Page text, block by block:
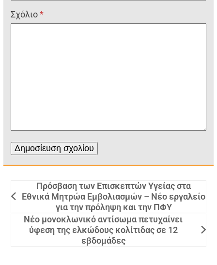
Σχόλιο*
Πρόσβαση των Επισκεπτών Υγείας στα
Εθνικά Μητρώα Εμβολιασμών – Νέο εργαλείο
για την πρόληψη και την ΠΦΥ
Νέο μονοκλωνικό αντίσωμα πετυχαίνει
ύφεση της ελκώδους κολίτιδας σε 12
εβδομάδες